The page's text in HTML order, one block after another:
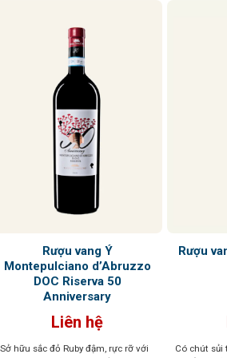
Rượu vang Ý
Montepulciano d’Abruzzo
DOC Riserva 50
Anniversary
Liên hệ
Sở hữu sắc đỏ Ruby đậm, rực rỡ với
Rượu
Có chút sủi